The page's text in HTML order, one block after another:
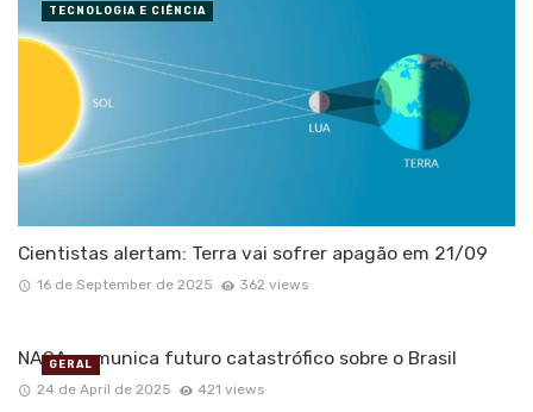
Cientistas alertam: Terra vai sofrer apagão em 21/09
16 de September de 2025 362 views
TECNOLOGIA E CIÊNCIA
NASA comunica futuro catastrófico sobre o Brasil
24 de April de 2025 421 views
GERAL